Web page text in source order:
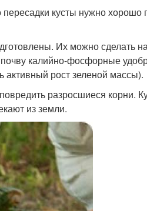
кусты нужно хорошо
Их можно сделать
калийно-фосфорные
активный рост зеленой массы).
разросшиеся корни.
из земли.